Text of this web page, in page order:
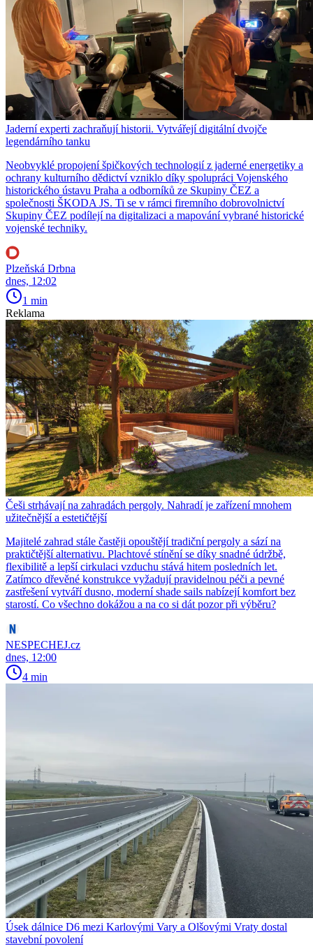
Jaderní experti zachraňují historii. Vytvářejí digitální dvojče
legendárního tanku
Neobvyklé propojení špičkových technologií z jaderné energetiky a
ochrany kulturního dědictví vzniklo díky spolupráci Vojenského
historického ústavu Praha a odborníků ze Skupiny ČEZ a
společnosti ŠKODA JS. Ti se v rámci firemního dobrovolnictví
Skupiny ČEZ podílejí na digitalizaci a mapování vybrané historické
vojenské techniky.
Plzeňská Drbna
dnes, 12:02
1 min
Reklama
Češi strhávají na zahradách pergoly. Nahradí je zařízení mnohem
užitečnější a estetičtější
Majitelé zahrad stále častěji opouštějí tradiční pergoly a sází na
praktičtější alternativu. Plachtové stínění se díky snadné údržbě,
flexibilitě a lepší cirkulaci vzduchu stává hitem posledních let.
Zatímco dřevěné konstrukce vyžadují pravidelnou péči a pevné
zastřešení vytváří dusno, moderní shade sails nabízejí komfort bez
starostí. Co všechno dokážou a na co si dát pozor při výběru?
NESPECHEJ.cz
dnes, 12:00
4 min
Úsek dálnice D6 mezi Karlovými Vary a Olšovými Vraty dostal
stavební povolení